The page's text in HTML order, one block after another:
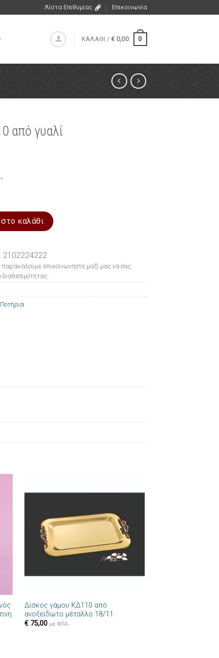
Λίστα Επιθυμίας Επικοινωνία
ΚΑΛΑΘΙ /€ 0,00 0
από γυαλί
καλάθι
επικοινωνήστε μαζί μας να σας
Ποτήρια
επιθυμιών
Δίσκος γάμου ΚΔ110 από
ανοξείδωτο μέταλλο 18/11
€75,00 με ΦΠΑ